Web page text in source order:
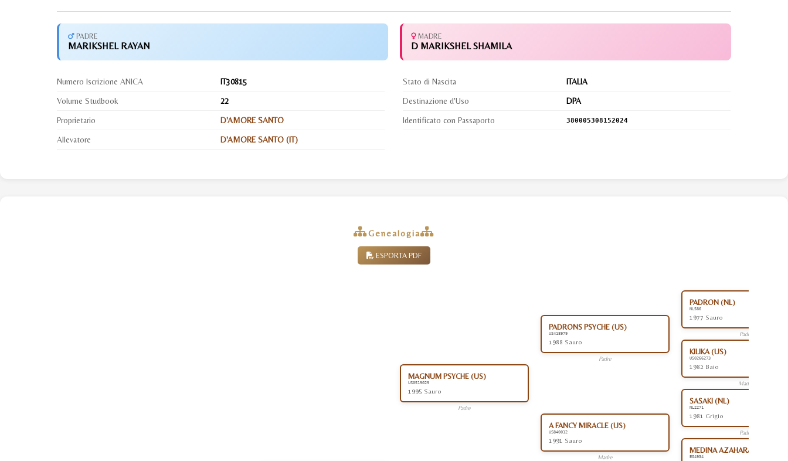
PADRE
MARIKSHEL RAYAN
MADRE
D MARIKSHEL SHAMILA
Numero Iscrizione ANICA IT30815
Volume Studbook 22
Proprietario D'AMORE SANTO
Allevatore D'AMORE SANTO (IT)
Stato di Nascita ITALIA
Destinazione d'Uso DPA
Identificato con Passaporto 380005308152024
Genealogia
ESPORTA PDF
MAGNUM PSYCHE (US)
US0519029
1995 Sauro
Padre
PADRONS PSYCHE (US)
US418979
1988 Sauro
Padre
PADRON (NL)
NL586
1977 Sauro
Padre
KILIKA (US)
US0266273
1982 Baio
Madre
A FANCY MIRACLE (US)
US840012
1991 Sauro
Madre
SASAKI (NL)
NL2271
1981 Grigio
Padre
MEDINA AZAHARA (ES)
ES4934